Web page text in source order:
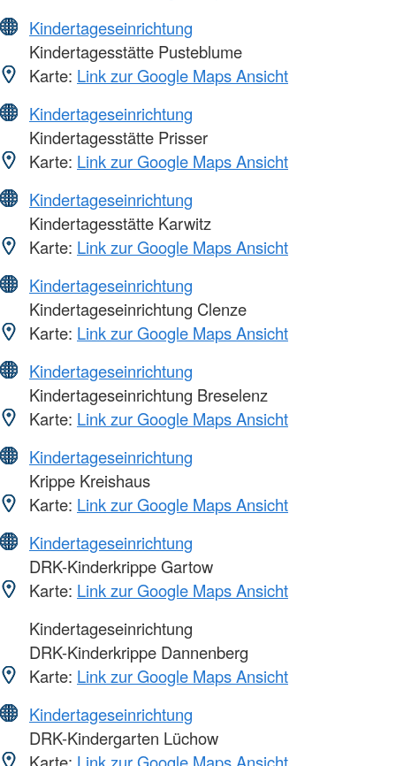
Kindertageseinrichtung
Kindertagesstätte Pusteblume
Karte: Link zur Google Maps Ansicht
Kindertageseinrichtung
Kindertagesstätte Prisser
Karte: Link zur Google Maps Ansicht
Kindertageseinrichtung
Kindertagesstätte Karwitz
Karte: Link zur Google Maps Ansicht
Kindertageseinrichtung
Kindertageseinrichtung Clenze
Karte: Link zur Google Maps Ansicht
Kindertageseinrichtung
Kindertageseinrichtung Breselenz
Karte: Link zur Google Maps Ansicht
Kindertageseinrichtung
Krippe Kreishaus
Karte: Link zur Google Maps Ansicht
Kindertageseinrichtung
DRK-Kinderkrippe Gartow
Karte: Link zur Google Maps Ansicht
Kindertageseinrichtung
DRK-Kinderkrippe Dannenberg
Karte: Link zur Google Maps Ansicht
Kindertageseinrichtung
DRK-Kindergarten Lüchow